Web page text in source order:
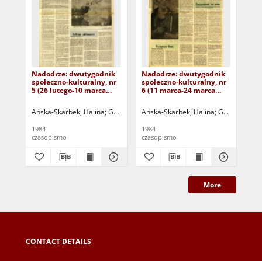
Nadodrze: dwutygodnik
społeczno-kulturalny, nr
5 (26 lutego-10 marca
Ańska-Skarbek, Halina Grabowska, Lucyna Grochomalski, Piotr
1984
czasopismo
Nadodrze: dwutygodnik
społeczno-kulturalny, nr
6 (11 marca-24 marca
Ańska-Skarbek, Halina Grabowska,
1984
czasopismo
More
CONTACT DETAILS